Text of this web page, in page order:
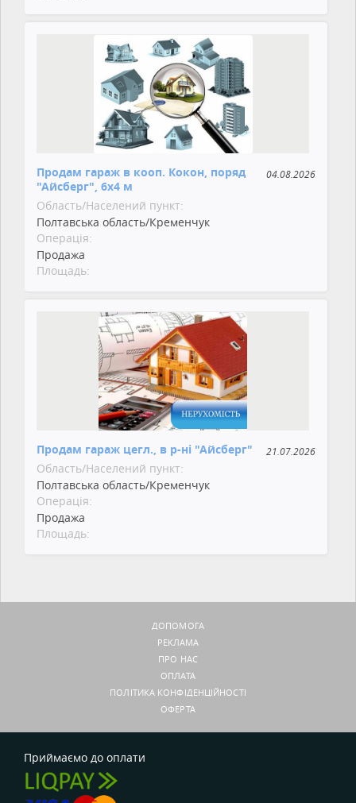
Продам гараж в кооп. Кокон, поряд
"Айсберг", 6х4 м
04.08.2026
Область/Населений пункт:
Полтавська область/Кременчук
Операція:
Продажа
Площадь:
Продам гараж цегл., в р-ні "Айсберг" 21.07.2026
Область/Населений пункт:
Полтавська область/Кременчук
Операція:
Продажа
Площадь:
ДОПОМОГА
РЕКЛАМА
ПРО НАС
ОПЛАТА
ПОЛІТИКА КОНФІДЕНЦІЙНОСТІ
ОФЕРТА
Приймаємо до оплати